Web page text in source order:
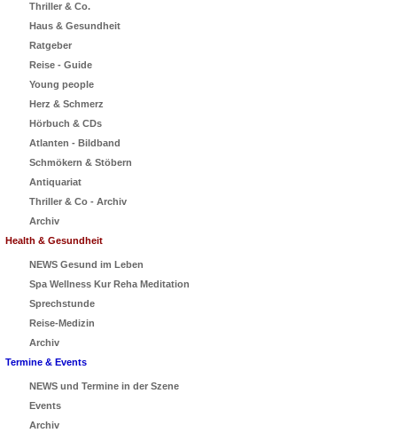
Thriller & Co.
Haus & Gesundheit
Ratgeber
Reise - Guide
Young people
Herz & Schmerz
Hörbuch & CDs
Atlanten - Bildband
Schmökern & Stöbern
Antiquariat
Thriller & Co - Archiv
Archiv
Health & Gesundheit
NEWS Gesund im Leben
Spa Wellness Kur Reha Meditation
Sprechstunde
Reise-Medizin
Archiv
Termine & Events
NEWS und Termine in der Szene
Events
Archiv